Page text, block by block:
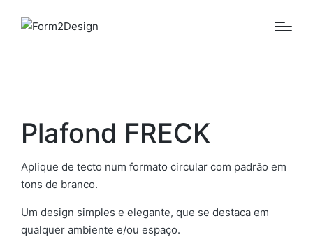
Plafond FRECK
Aplique de tecto num formato circular com padrão em
tons de branco.
Um design simples e elegante, que se destaca em
qualquer ambiente e/ou espaço.